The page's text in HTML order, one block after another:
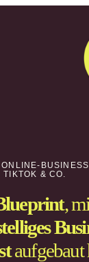
BUSINESS
TIKTOK & CO.
,
aufgebaut